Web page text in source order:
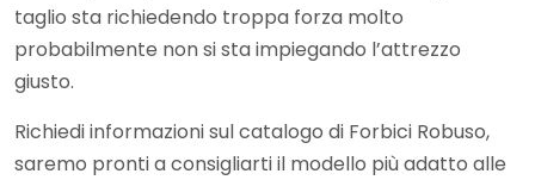
taglio sta richiedendo troppa forza molto
probabilmente non si sta impiegando l’attrezzo
giusto.
Richiedi informazioni sulcatalogo di Forbici Robuso,
saremo pronti a consigliarti il modello più adatto alle